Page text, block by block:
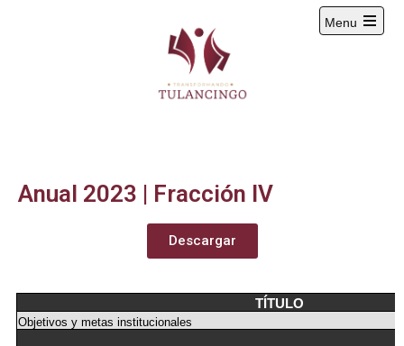
Menu
Anual 2023 | Fracción IV
Descargar